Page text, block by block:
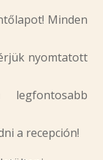
Minden
nyomtatott
a recepción!